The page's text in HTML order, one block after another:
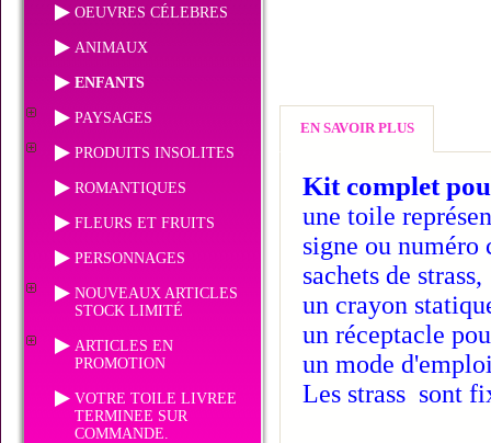
OEUVRES CÉLEBRES
ANIMAUX
ENFANTS
PAYSAGES
PRODUITS INSOLITES
ROMANTIQUES
FLEURS ET FRUITS
PERSONNAGES
NOUVEAUX ARTICLES
STOCK LIMITÉ
ARTICLES EN
PROMOTION
VOTRE TOILE LIVREE
TERMINEE SUR
COMMANDE.
EN SAVOIR PLUS
Kit complet
une toile
signe ou numéro
sachets de strass,
un crayon
un réceptacle
un mode
Les strass sont